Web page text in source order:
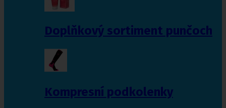
Doplňkový sortiment punčoch
Kompresní podkolenky